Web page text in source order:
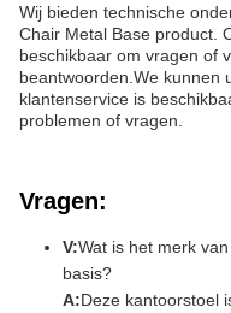
Wij bieden technische
Chair Metal Base product.
beschikbaar om vragen of
beantwoorden.We kunnen
klantenservice is
problemen of vragen.
Vragen:
V:Wat is het merk
basis?
A:Deze kantoorstoel